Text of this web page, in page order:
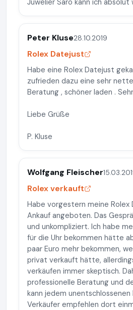
Juwelier Saro kann ich
Peter Kluse28.10.2019
Rolex Datejust
Habe eine Rolex Datejust
zufrieden dazu eine sehr
Beratung , schöner laden .
Liebe Grüße
P. Kluse
Wolfgang Fleischer
Rolex verkauft
Habe vorgestern meine Rolex
Ankauf angeboten. Das
und unkompliziert. Ich habe
für die Uhr bekommen hätte
paar Euro mehr bekommen,
privat verkauft hätte,
verkäufen immer skeptisch.
professionelle Beratung und
kann jedem unentschlossenen
Verkäufer empfehlen dort